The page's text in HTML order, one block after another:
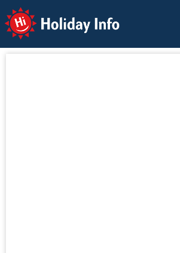
Holiday Info